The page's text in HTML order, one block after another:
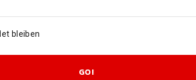
bleiben
GO!